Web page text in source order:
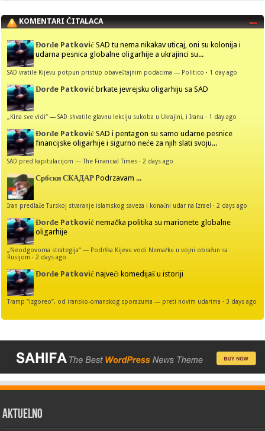
KOMENTARI ČITALACA
Đorđe Patković SAD tu nema nikakav uticaj, oni su kolonija i
udarna pesnica globalne oligarhije a ukrajinci su...
SAD vratile Kijevu potpun pristup obaveštajnim podacima — Politico · 1 day ago
Đorđe Patković brkate jevrejsku oligarhiju sa SAD
„Kina sve vidi“ — SAD shvatile glavnu lekciju sukoba u Ukrajini, i Iranu · 1 day ago
Đorđe Patković SAD i pentagon su samo udarne pesnice
financijske oligarhije i sigurno neće za njih slati svoju...
SAD pred kapitulacijom — The Financial Times ·2 days ago
Србски СКАДАР Podrzavam ...
Iran predlaže Turskoj stvaranje islamskog saveza i konačni udar na Izrael ·2 days ago
Đorđe Patković nemačka politika su marionete globalne
oligarhije
„Neodgovorna strategija“ — Podrška Kijevu vodi Nemačku u vojni obračun sa
Rusijom ·2 days ago
Đorđe Patković najveći komedijaš u istoriji
Tramp “izgoreo”, od iransko-omanskog sporazuma — preti novim udarima ·3 days ago
AKTUELNO